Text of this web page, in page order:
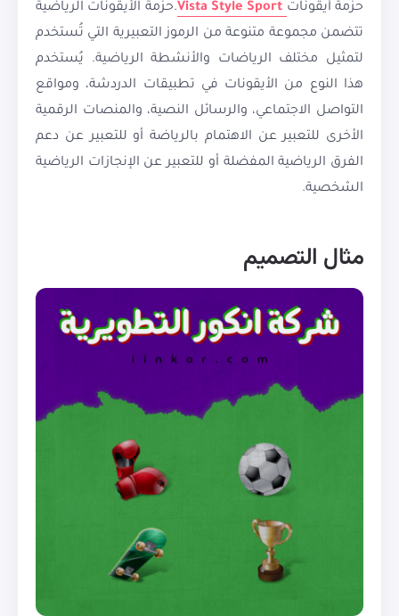
حزمة أيقونات
.حزمة الأيقونات الرياضية
تتضمن مجموعة متنوعة من الرموز التعبيرية التي تُستخدم
لتمثيل مختلف الرياضات والأنشطة الرياضية. يُستخدم
هذا النوع من الأيقونات في تطبيقات الدردشة، ومواقع
التواصل الاجتماعي، والرسائل النصية، والمنصات الرقمية
الأخرى للتعبير عن الاهتمام بالرياضة أو للتعبير عن دعم
الفرق الرياضية المفضلة أو للتعبير عن الإنجازات الرياضية
الشخصية.
مثال التصميم